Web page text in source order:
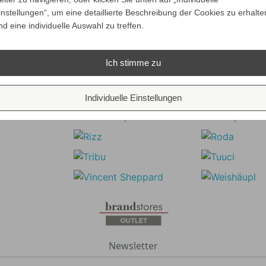
Newsletter
um eine detaillierte Beschreibung der Cookies zu
eine individuelle Auswahl zu treffen.
Ich stimme zu
Individuelle Einstellungen